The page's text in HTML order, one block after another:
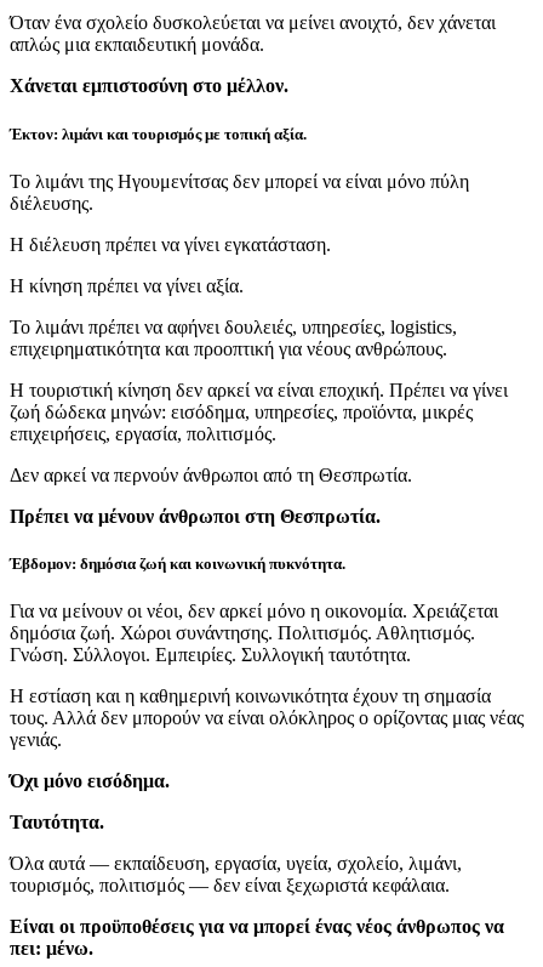
Όταν ένα σχολείο δυσκολεύεται να μείνει ανοιχτό, δεν χάνεται
απλώς μια εκπαιδευτική μονάδα.
Χάνεται εμπιστοσύνη στο μέλλον.
Έκτον: λιμάνι και τουρισμός με τοπική αξία.
Το λιμάνι της Ηγουμενίτσας δεν μπορεί να είναι μόνο πύλη
διέλευσης.
Η διέλευση πρέπει να γίνει εγκατάσταση.
Η κίνηση πρέπει να γίνει αξία.
Το λιμάνι πρέπει να αφήνει δουλειές, υπηρεσίες, logistics,
επιχειρηματικότητα και προοπτική για νέους ανθρώπους.
Η τουριστική κίνηση δεν αρκεί να είναι εποχική. Πρέπει να γίνει
ζωή δώδεκα μηνών: εισόδημα, υπηρεσίες, προϊόντα, μικρές
επιχειρήσεις, εργασία, πολιτισμός.
Δεν αρκεί να περνούν άνθρωποι από τη Θεσπρωτία.
Πρέπει να μένουν άνθρωποι στη Θεσπρωτία.
Έβδομον: δημόσια ζωή και κοινωνική πυκνότητα.
Για να μείνουν οι νέοι, δεν αρκεί μόνο η οικονομία. Χρειάζεται
δημόσια ζωή. Χώροι συνάντησης. Πολιτισμός. Αθλητισμός.
Γνώση. Σύλλογοι. Εμπειρίες. Συλλογική ταυτότητα.
Η εστίαση και η καθημερινή κοινωνικότητα έχουν τη σημασία
τους. Αλλά δεν μπορούν να είναι ολόκληρος ο ορίζοντας μιας νέας
γενιάς.
Όχι μόνο εισόδημα.
Ταυτότητα.
Όλα αυτά — εκπαίδευση, εργασία, υγεία, σχολείο, λιμάνι,
τουρισμός, πολιτισμός — δεν είναι ξεχωριστά κεφάλαια.
Είναι οι προϋποθέσεις για να μπορεί ένας νέος άνθρωπος να
πει: μένω.